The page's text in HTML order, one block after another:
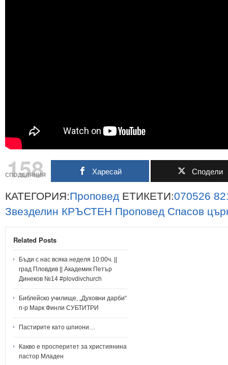
158
СПОДЕЛЯНИЯ Харесай Сподели
КАТЕГОРИЯ:Проповед ЕТИКЕТИ:070526
Звезделин КРЪСТЕН Проповед Спасов
Related Posts
Бъди с нас всяка неделя 10:00ч. ||
град Пловдив || Академик Петър
Динеков №14 #plovdivchurch
Библейско училище, „Духовни дарби“
п-р Марк Финли СУБТИТРИ
Пастирите като шпиони…
Какво е просперитет за християнина
пастор Младен